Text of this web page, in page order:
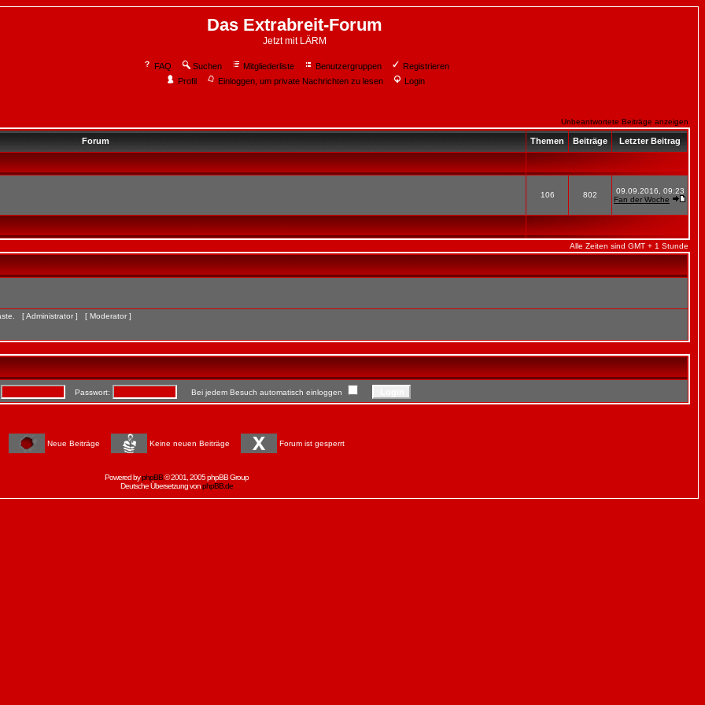
Das Extrabreit-Forum
Jetzt mit LÄRM
FAQ Suchen Mitgliederliste Benutzergruppen
Registrieren
Profil
Einloggen, um private Nachrichten zu lesen Login
Unbeantwortete Beiträge anzeigen
Forum Themen Beiträge Letzter Beitrag
106 802
09.09.2016, 09:23
Fan der Woche
Alle Zeiten sind GMT + 1 Stunde
[Administrator ] [ Moderator ]
Passwort: Bei jedem Besuch automatisch einloggen
Neue Beiträge Keine neuen Beiträge Forum ist gesperrt
Powered byphpBB© 2001, 2005 phpBB Group
Deutsche Übersetzung vonphpBB.de